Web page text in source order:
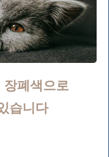
장폐색으로
습니다